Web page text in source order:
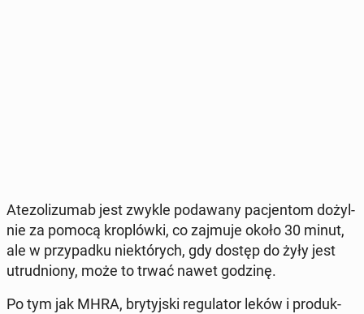
Ate­zo­li­zu­mab jest zwykle po­da­wa­ny pa­cjen­tom do­żyl­
nie za pomocą kro­plów­ki, co zajmuje około 30 minut,
ale w przy­pad­ku nie­któ­rych, gdy dostęp do żyły jest
utrud­nio­ny, może to trwać nawet godzinę.
Po tym jak MHRA, bry­tyj­ski re­gu­la­tor leków i pro­duk­